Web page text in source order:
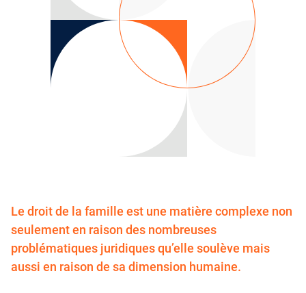
Le droit de la famille est une matière complexe non
seulement en raison des nombreuses
problématiques juridiques qu’elle soulève mais
aussi en raison de sa dimension humaine.